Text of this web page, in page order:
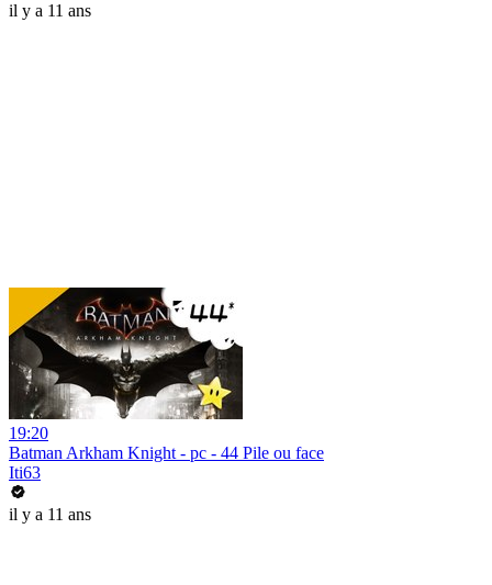
il y a 11 ans
19:20
Batman Arkham Knight - pc - 44 Pile ou face
Iti63
il y a 11 ans